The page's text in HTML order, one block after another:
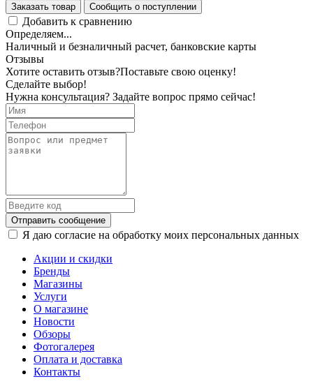
Заказать товар
Сообщить о поступлении
Добавить к сравнению
Определяем...
Наличный и безналичный расчет, банковские карты
Отзывы
Хотите оставить отзыв?Поставьте свою оценку!
Сделайте выбор!
Нужна консультация? Задайте вопрос прямо сейчас!
Отправить сообщение
Я даю согласие на обработку моих персональных данных
Акции и скидки
Бренды
Магазины
Услуги
О магазине
Новости
Обзоры
Фотогалерея
Оплата и доставка
Контакты